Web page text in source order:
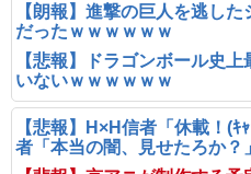
【朗報】進撃の巨人を逃し
だったｗｗｗｗｗｗ
【悲報】ドラゴンボール史
いないｗｗｗｗｗｗ
【悲報】H×H信者「休載！(
者「本当の闇、見せたろか